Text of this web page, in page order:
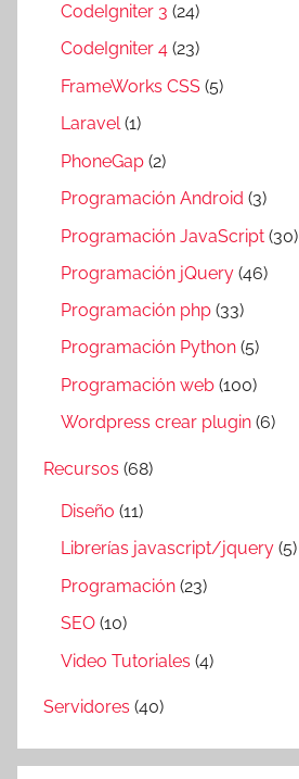
CodeIgniter 3 (24)
CodeIgniter 4 (23)
FrameWorks CSS (5)
Laravel(1)
PhoneGap (2)
Programación Android (3)
Programación JavaScript (30)
Programación jQuery (46)
Programación php (33)
Programación Python (5)
Programación web (100)
Wordpress crear plugin (6)
Recursos (68)
Diseño (11)
Librerías javascript/jquery (5)
Programación (23)
SEO (10)
Video Tutoriales (4)
Servidores (40)